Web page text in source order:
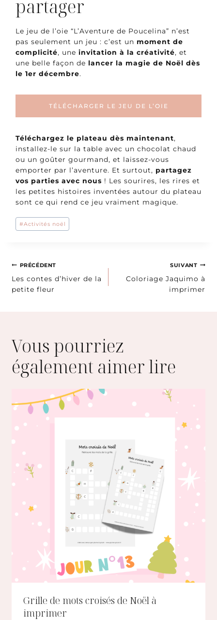
partager
Le jeu de l’oie “L’Aventure de Poucelina” n’est
pas seulement un jeu : c’est un moment de
complicité, une invitation à la créativité, et
une belle façon de lancer la magie de Noël dès
le 1er décembre.
TÉLÉCHARGER LE JEU DE L’OIE
Téléchargez le plateau dès maintenant,
installez-le sur la table avec un chocolat chaud
ou un goûter gourmand, et laissez-vous
emporter par l’aventure. Et surtout, partagez
vos parties avec nous ! Les sourires, les rires et
les petites histoires inventées autour du plateau
sont ce qui rend ce jeu vraiment magique.
Étiquettes
de
#Activités noël
Navigation
de
PRÉCÉDENT
Les contes d’hiver de la
petite fleur
SUIVANT
Coloriage Jaquimo à
imprimer
Vous pourriez
également aimer lire
Grille de mots croisés de Noël à
imprimer